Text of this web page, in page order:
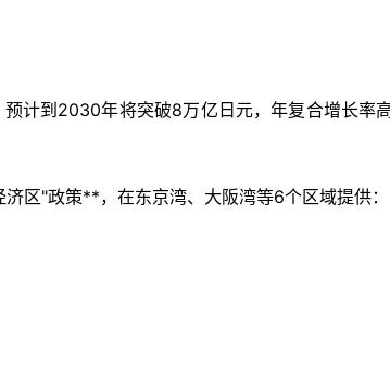
计到2030年将突破8万亿日元，年复合增长率
区"政策**，在东京湾、大阪湾等6个区域提供：